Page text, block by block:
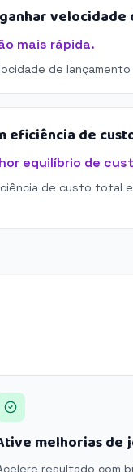
velocidade
mais rápida.
de lançamento
eficiência de
equilíbrio de
de custo total
melhorias de
resultado com